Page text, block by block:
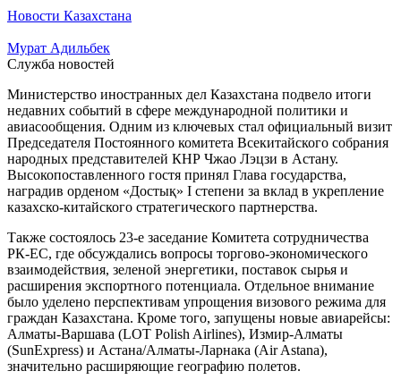
Новости Казахстана
Мурат Адильбек
Служба новостей
Министерство иностранных дел Казахстана подвело итоги
недавних событий в сфере международной политики и
авиасообщения. Одним из ключевых стал официальный визит
Председателя Постоянного комитета Всекитайского собрания
народных представителей КНР Чжао Лэцзи в Астану.
Высокопоставленного гостя принял Глава государства,
наградив орденом «Достық» I степени за вклад в укрепление
казахско-китайского стратегического партнерства.
Также состоялось 23-е заседание Комитета сотрудничества
РК-ЕС, где обсуждались вопросы торгово-экономического
взаимодействия, зеленой энергетики, поставок сырья и
расширения экспортного потенциала. Отдельное внимание
было уделено перспективам упрощения визового режима для
граждан Казахстана. Кроме того, запущены новые авиарейсы:
Алматы-Варшава (LOT Polish Airlines), Измир-Алматы
(SunExpress) и Астана/Алматы-Ларнака (Air Astana),
значительно расширяющие географию полетов.